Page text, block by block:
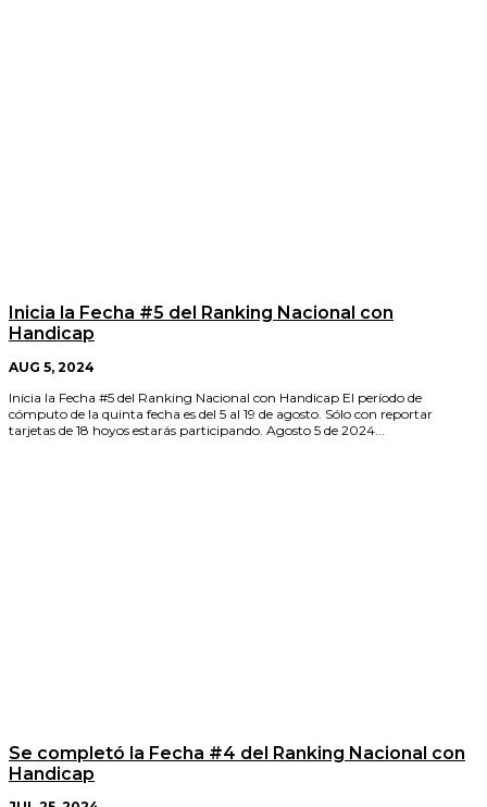
Inicia la Fecha #5 del Ranking Nacional con
Handicap
AUG 5, 2024
Inicia la Fecha #5 del Ranking Nacional con Handicap El período de
cómputo de la quinta fecha es del 5 al 19 de agosto. Sólo con reportar
tarjetas de 18 hoyos estarás participando. Agosto 5 de 2024...
Se completó la Fecha #4 del Ranking Nacional con
Handicap